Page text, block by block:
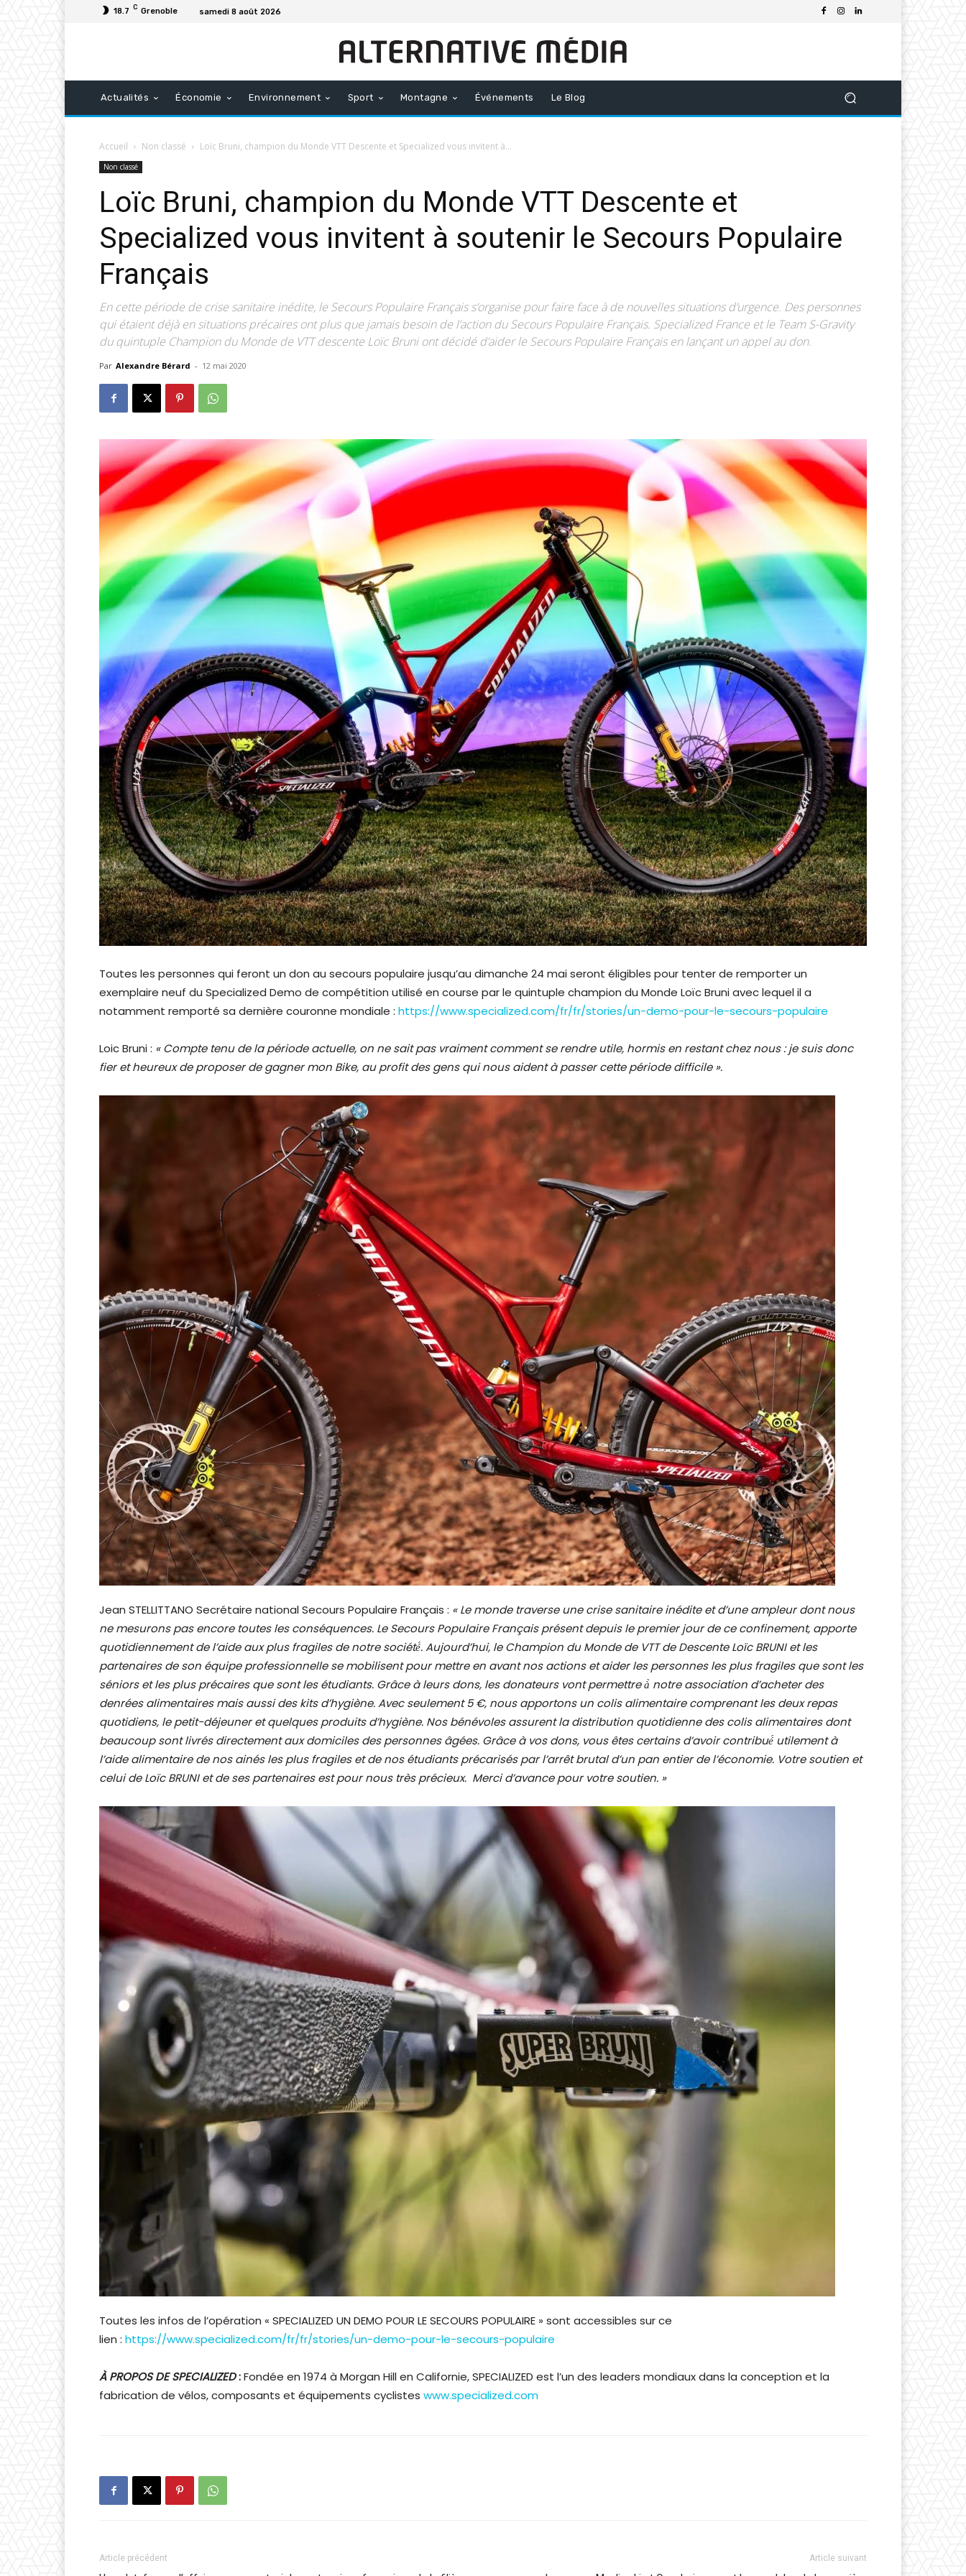
18.7 C Grenoble samedi 8 août 2026
Actualités Économie Environnement Sport Montagne Événements Le Blog
Accueil Non classé Loïc Bruni, champion du Monde VTT Descente et Specialized vous invitent à...
Non classé
Loïc Bruni, champion du Monde VTT Descente et
Specialized vous invitent à soutenir le Secours Populaire
Français
En cette période de crise sanitaire inédite, le Secours Populaire Français s’organise pour faire face à de nouvelles situations d’urgence. Des personnes
qui étaient déjà en situations précaires ont plus que jamais besoin de l’action du Secours Populaire Français. Specialized France et le Team S-Gravity
du quintuple Champion du Monde de VTT descente Loïc Bruni ont décidé d’aider le Secours Populaire Français en lançant un appel au don.
Par Alexandre Bérard - 12 mai 2020
Toutes les personnes qui feront un don au secours populaire jusqu’au dimanche 24 mai seront éligibles pour tenter de remporter un
exemplaire neuf du Specialized Demo de compétition utilisé en course par le quintuple champion du Monde Loïc Bruni avec lequel il a
notamment remporté sa dernière couronne mondiale : https://www.specialized.com/fr/fr/stories/un-demo-pour-le-secours-populaire
Loic Bruni : « Compte tenu de la période actuelle, on ne sait pas vraiment comment se rendre utile, hormis en restant chez nous : je suis donc
fier et heureux de proposer de gagner mon Bike, au profit des gens qui nous aident à passer cette période difficile ».
Jean STELLITTANO Secrétaire national Secours Populaire Français : « Le monde traverse une crise sanitaire inédite et d’une ampleur dont nous
ne mesurons pas encore toutes les conséquences. Le Secours Populaire Français présent depuis le premier jour de ce confinement, apporte
quotidiennement de l’aide aux plus fragiles de notre société́. Aujourd’hui, le Champion du Monde de VTT de Descente Loïc BRUNI et les
partenaires de son équipe professionnelle se mobilisent pour mettre en avant nos actions et aider les personnes les plus fragiles que sont les
séniors et les plus précaires que sont les étudiants. Grâce à leurs dons, les donateurs vont permettre à̀ notre association d’acheter des
denrées alimentaires mais aussi des kits d’hygiène. Avec seulement 5 €, nous apportons un colis alimentaire comprenant les deux repas
quotidiens, le petit-déjeuner et quelques produits d’hygiène. Nos bénévoles assurent la distribution quotidienne des colis alimentaires dont
beaucoup sont livrés directement aux domiciles des personnes âgées. Grâce à vos dons, vous êtes certains d’avoir contribué́ utilement à
l’aide alimentaire de nos ainés les plus fragiles et de nos étudiants précarisés par l’arrêt brutal d’un pan entier de l’économie. Votre soutien et
celui de Loïc BRUNI et de ses partenaires est pour nous très précieux. Merci d’avance pour votre soutien. »
Toutes les infos de l’opération « SPECIALIZED UN DEMO POUR LE SECOURS POPULAIRE » sont accessibles sur ce
lien : https://www.specialized.com/fr/fr/stories/un-demo-pour-le-secours-populaire
À PROPOS DE SPECIALIZED:Fondée en 1974 à Morgan Hill en Californie, SPECIALIZED est l’un des leaders mondiaux dans la conception et la
fabrication de vélos, composants et équipements cyclistes www.specialized.com
Article précédent Article suivant